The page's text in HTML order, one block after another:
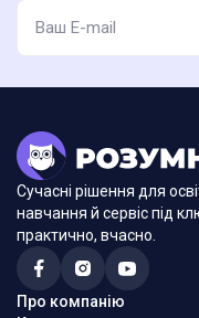
Сучасні рішення для
навчання й сервіс під
практично, вчасно.
Про компанію